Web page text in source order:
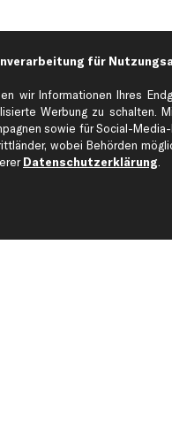
Versandinfo
Retoure &
Austauschartikel
Unsere Marken
für
wir Informationen Ihres
Werbung zu schalten.
sowie für Social-
wobei Behörden
Datenschutzerklärung